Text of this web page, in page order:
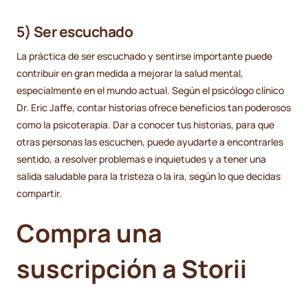
5) Ser escuchado
La práctica de ser escuchado y sentirse importante puede
contribuir en gran medida a mejorar la salud mental,
especialmente en el mundo actual. Según el psicólogo clínico
Dr. Eric Jaffe, contar historias ofrece beneficios tan poderosos
como la psicoterapia. Dar a conocer tus historias, para que
otras personas las escuchen, puede ayudarte a encontrarles
sentido, a resolver problemas e inquietudes y a tener una
salida saludable para la tristeza o la ira, según lo que decidas
compartir.
Compra una
suscripción a Storii